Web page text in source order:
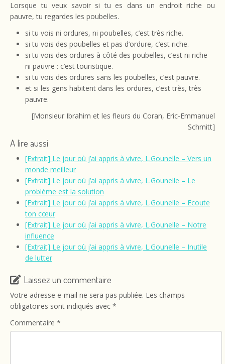
Lorsque tu veux savoir si tu es dans un endroit riche ou
pauvre, tu regardes les poubelles.
si tu vois ni ordures, ni poubelles, c’est très riche.
si tu vois des poubelles et pas d’ordure, c’est riche.
si tu vois des ordures à côté des poubelles, c’est ni riche
ni pauvre : c’est touristique.
si tu vois des ordures sans les poubelles, c’est pauvre.
et si les gens habitent dans les ordures, c’est très, très
pauvre.
[Monsieur Ibrahim et les fleurs du Coran, Eric-Emmanuel
Schmitt]
A lire aussi
[Extrait] Le jour où j’ai appris à vivre, L.Gounelle – Vers un
monde meilleur
[Extrait] Le jour où j’ai appris à vivre, L.Gounelle – Le
problème est la solution
[Extrait] Le jour où j’ai appris à vivre, L.Gounelle – Ecoute
ton cœur
[Extrait] Le jour où j’ai appris à vivre, L.Gounelle – Notre
influence
[Extrait] Le jour où j’ai appris à vivre, L.Gounelle – Inutile
de lutter
Laissez un commentaire
Votre adresse e-mail ne sera pas publiée. Les champs
obligatoires sont indiqués avec *
Commentaire *